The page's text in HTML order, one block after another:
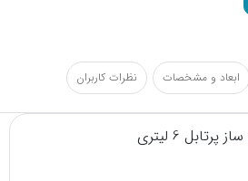
ابعاد و مشخصات نظرات کاربران
معرفی دستگاه اکسیژن ساز پرتابل 6 لیتری